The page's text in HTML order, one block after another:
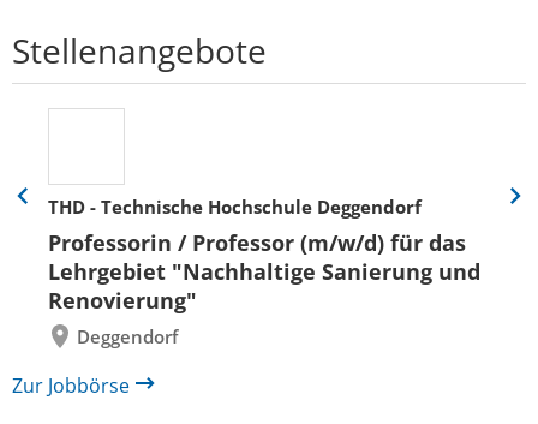
Stellenangebote
THD - Technische Hochschule Deggendorf
Professorin / Professor (m/w/d) für das
Lehrgebiet "Nachhaltige Sanierung und
Renovierung"
Deggendorf
Eine
zurück
Eine
Zur Jobbörse